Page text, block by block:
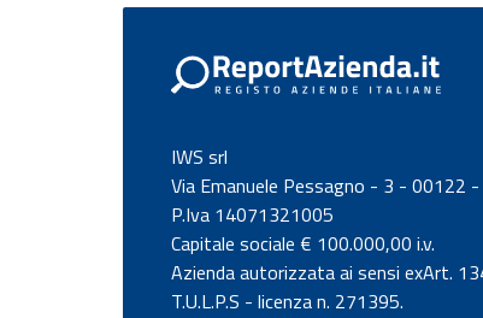
IWS srl
Via Emanuele Pessagno - 3 - 00122
P.Iva 14071321005
Capitale sociale € 100.000,00 i.v.
Azienda autorizzata ai sensi exArt.
T.U.L.P.S - licenza n. 271395.